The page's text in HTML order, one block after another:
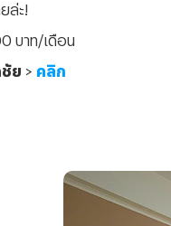
ล่ะ!
บาท/เดือน
ชัย > คลิก